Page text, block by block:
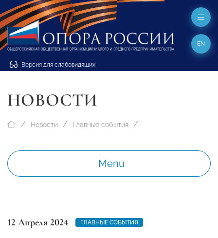
Версия для слабовидящих
EN
НОВОСТИ
Новости Главные события
Menu
12 Апреля 2024 ГЛАВНЫЕ СОБЫТИЯ